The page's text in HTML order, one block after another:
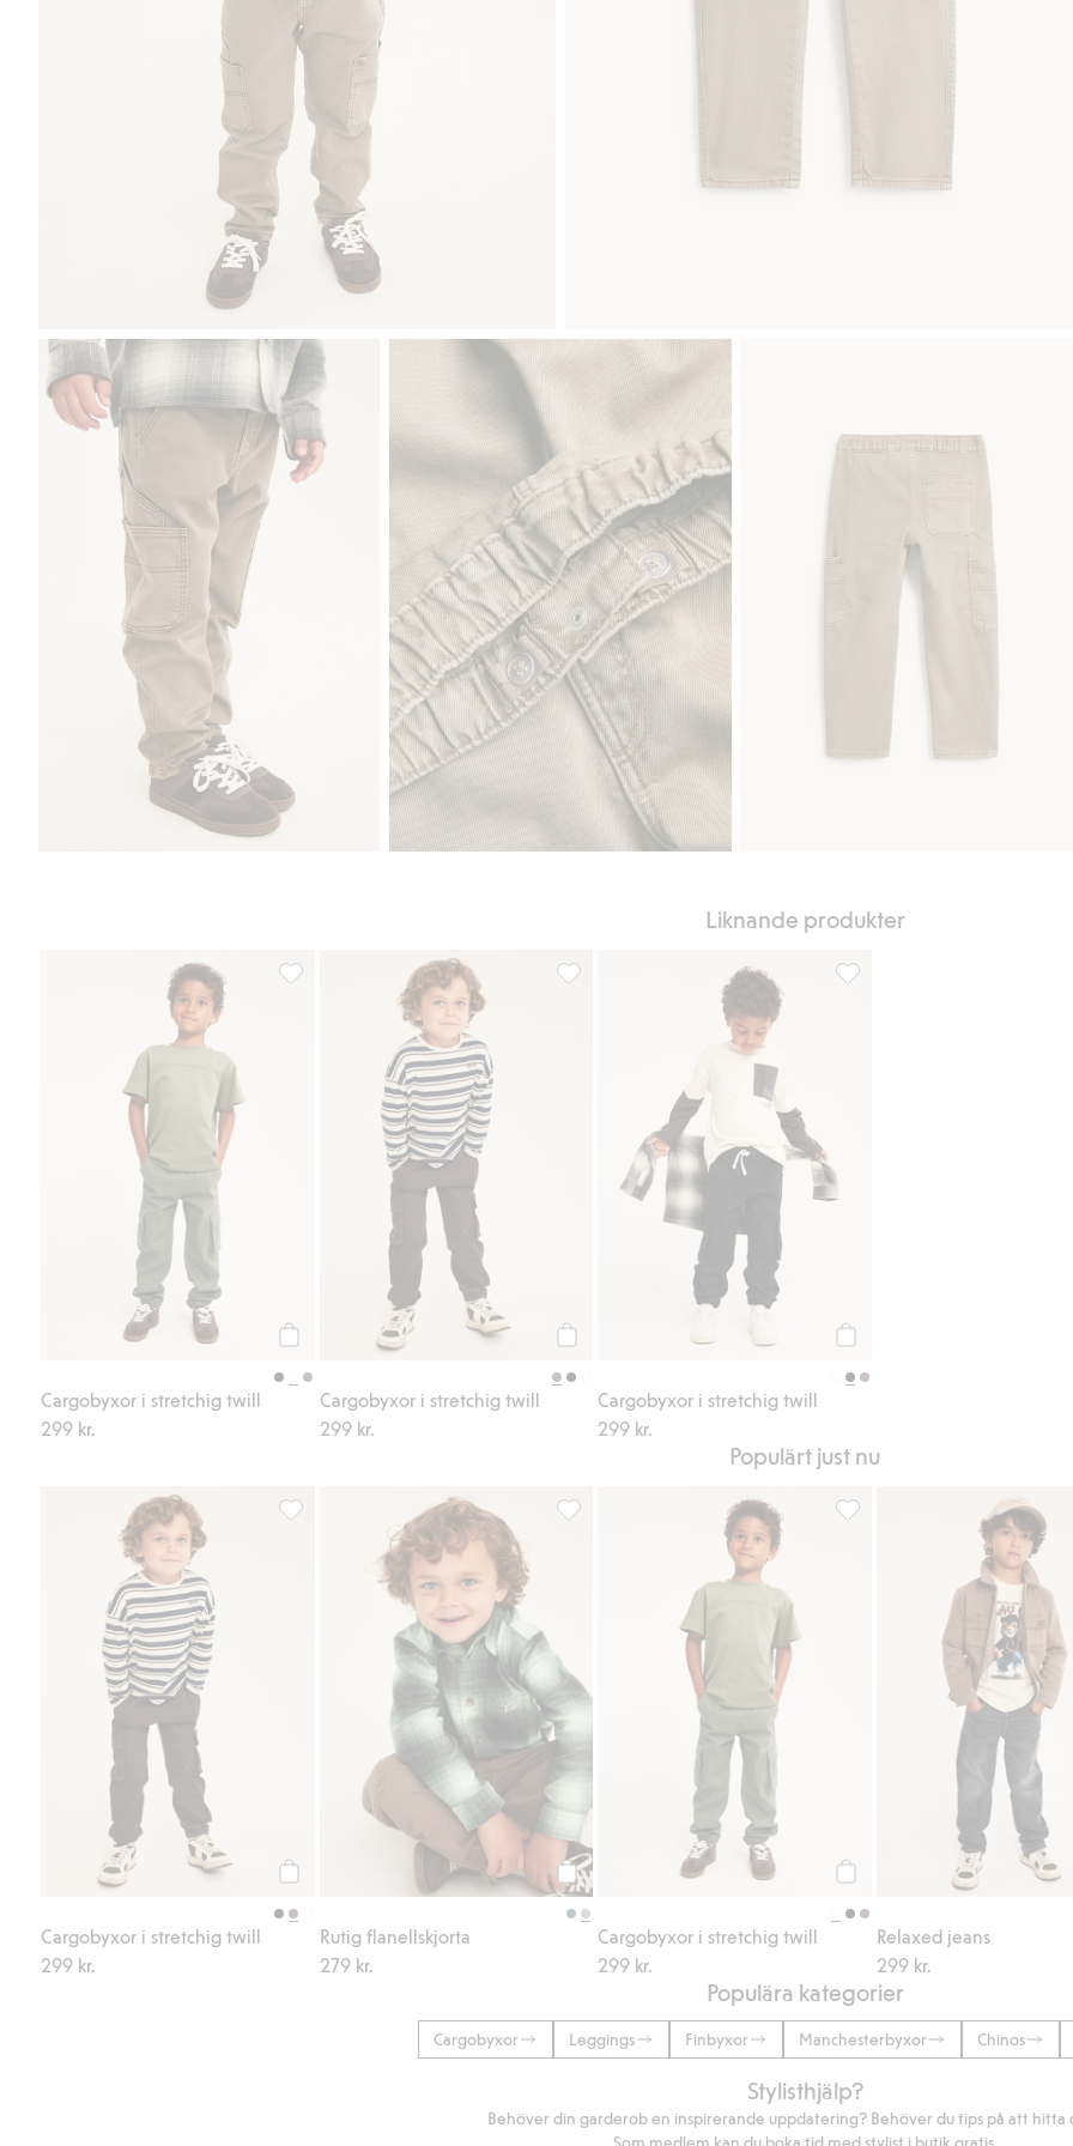
Liknande produkter
Cargobyxor i stretchig twill
299 kr.
Cargobyxor i stretchig twill, Lägg till i favoriter
Cargobyxor i stretchig twill
299 kr.
Cargobyxor i stretchig twill, Lägg till i favoriter
Cargobyxor i stretchig twill
299 kr.
Populärt just nu
Cargobyxor i stretchig twill
299 kr.
Cargobyxor i stretchig twill, Lägg till i favoriter
Köp
Rutig flanellskjorta
279 kr.
Rutig flanellskjorta, Lägg till i favoriter
Cargobyxor i stretchig twill
299 kr.
Cargobyxor i stretchig twill,
Relaxed jeans
299 kr.
Populära kategorier
Cargobyxor Leggings Finbyxor Manchesterbyxor Chinos
Stylisthjälp?
Behöver din garderob en inspirerande uppdatering? Behöver du tips på att hitta